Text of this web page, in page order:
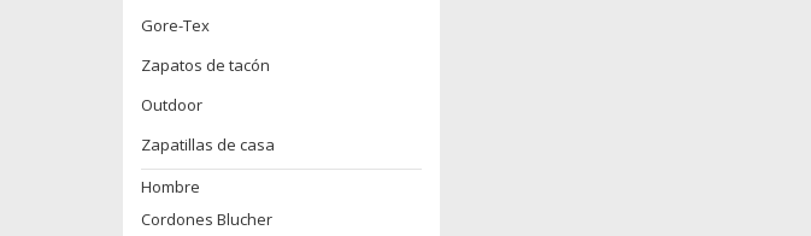
Gore-Tex
Zapatos de tacón
Outdoor
Zapatillas de casa
Hombre
Cordones Blucher